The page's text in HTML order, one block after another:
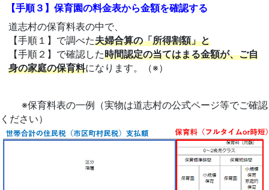
【手順３】保育園の料金表から金額を確認する
道志村の保育料表の中で、
【手順１】で調べた夫婦合算の「所得割額」と
【手順２】で確認した時間認定の当てはまる金額が、ご自
身の家庭の保育料になります。（※）
※保育料表の一例（実物は道志村の公式ページ等でご確認
ください）